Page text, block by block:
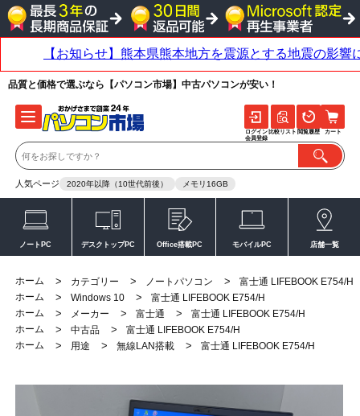
品質と価格で選ぶなら【パソコン市場】中古パソコンが安い！
人気ページ 2020年以降（10世代前後） メモリ16GB
ログイン
会員登録
比較リスト 閲覧履歴 カート
ノートPC デスクトップPC Office搭載PC モバイルPC 店舗一覧
ホーム > カテゴリー > ノートパソコン >
富士通 LIFEBOOK E754/H
ホーム
> Windows 10 >
富士通 LIFEBOOK E754/H
ホーム
> メーカー > 富士通 >
富士通 LIFEBOOK E754/H
ホーム
> 中古品 >
富士通 LIFEBOOK E754/H
ホーム
> 用途 > 無線LAN搭載 > 富士通 LIFEBOOK E754/H